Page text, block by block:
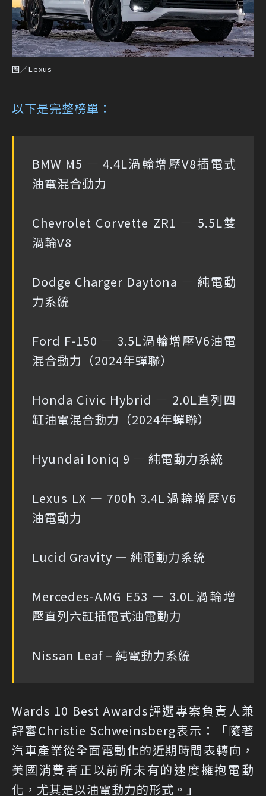
圖／Lexus
以下是完整榜單：
BMW M5 — 4.4L渦輪增壓V8插電式
油電混合動力
Chevrolet Corvette ZR1 — 5.5L雙
渦輪V8
Dodge Charger Daytona — 純電動
力系統
Ford F-150 — 3.5L渦輪增壓V6油電
混合動力（2024年蟬聯）
Honda Civic Hybrid — 2.0L直列四
缸油電混合動力（2024年蟬聯）
Hyundai Ioniq 9 — 純電動力系統
Lexus LX — 700h 3.4L渦輪增壓V6
油電動力
Lucid Gravity — 純電動力系統
Mercedes-AMG E53 — 3.0L渦輪增
壓直列六缸插電式油電動力
Nissan Leaf – 純電動力系統
Wards 10 Best Awards評選專案負責人兼
評審Christie Schweinsberg表示：「隨著
汽車產業從全面電動化的近期時間表轉向，
美國消費者正以前所未有的速度擁抱電動
化，尤其是以油電動力的形式。」